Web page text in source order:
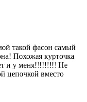
такой фасон самый
Похожая курточка
и у меня!!!!!!!!! Не
цепочкой вместо